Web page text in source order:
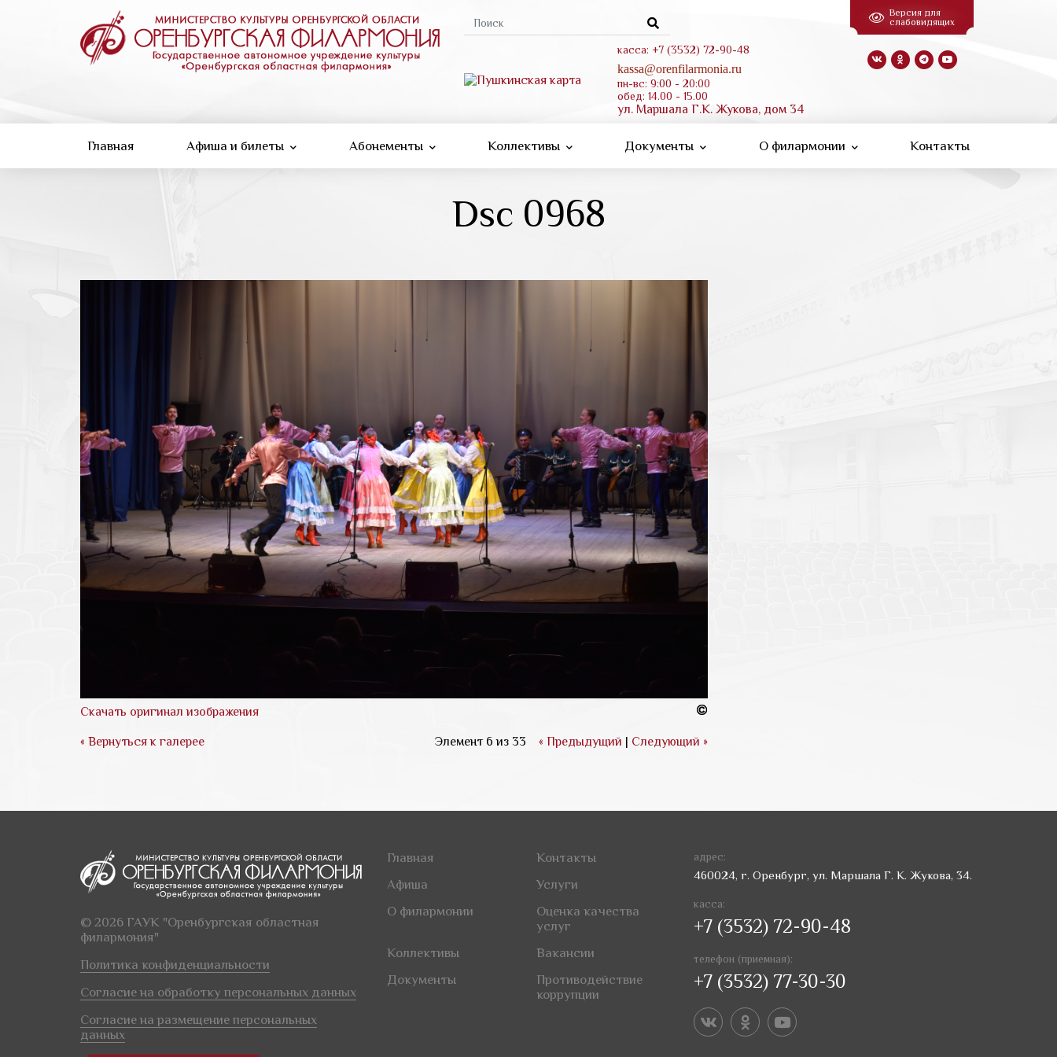
Форма
касса: +7 (3532) 72-90-48
kassa@orenfilarmonia.ru
пн-вс: 9:00 - 20:00
обед: 14.00 - 15.00
ул. Маршала Г.К. Жукова, дом 34
Версия для
слабовидящих
Главная Афиша и билеты Абонементы Коллективы Документы О филармонии Контакты
Dsc 0968
Скачать оригинал изображения
« Вернуться к галерее Элемент 6 из 33 « Предыдущий | Следующий »
© 2026 ГАУК "Оренбургская областная
филармония"
Политика конфиденциальности
Согласие на обработку персональных данных
Согласие на размещение персональных
данных
Главная
Контакты
Афиша
Услуги
О филармонии
Оценка качества
услуг
Коллективы
Вакансии
Документы
Противодействие
коррупции
адрес:
460024, г. Оренбург, ул. Маршала Г. К. Жукова, 34.
касса:
+7 (3532) 72-90-48
телефон (приемная):
+7 (3532) 77-30-30